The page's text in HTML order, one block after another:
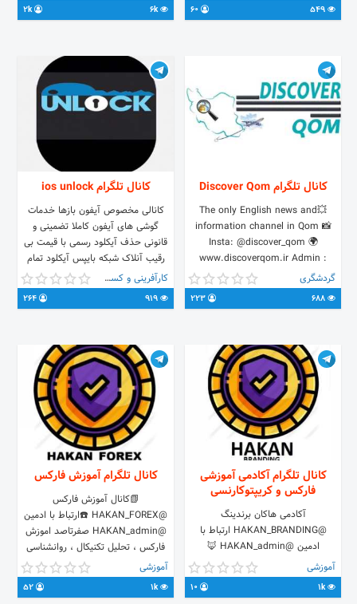
بزرگ-جنب سرای بناها-مقابل کوچه سید
6k
2k
کانال تلگرام Discover Qom
💥The only English news and
information channel in Qom 📸
Insta: @discover_qom 🌍
www.discoverqom.ir Admin :
@DQ_admin
گردشگری
کانال تلگرام ios unlock
کانالی مخصوص آیفون بازها خدمات
گوشی های آیفون کاملا تضمینی و
قانونی حذف آیکلود رسمی با قیمت بی
رقیب آنلاک شبکه بایپس آیکلود تمام
مدلهای آیفون و آیپد
کارآفرینی و کسب و کار
کانال تلگرام آکادمی آموزشی
فارکس و کریپتوکارنسی
آکادمی هاکان برندینگ
@HAKAN_BRANDING ارتباط با
ادمین @HAKAN_admin 🦊
#آموزش_رایگان_فارکس
#آموزش_ارزدیجیتال
#کسب_درآمد_دلاری
آموزشی
1k
کانال تلگرام آموزش فارکس
📗کانال آموزش فارکس
@HAKAN_FOREX ☎️ارتباط با ادمین
@HAKAN_admin صفرتاصد اموزش
فارکس ، تحلیل تکنیکال ، روانشناسی
بازار سیگنال دهی رایگان طلانفت
داوجونز ، جفت ارزها در فارکس
#آموزش_رایگان_فارکس
آموزشی
1k